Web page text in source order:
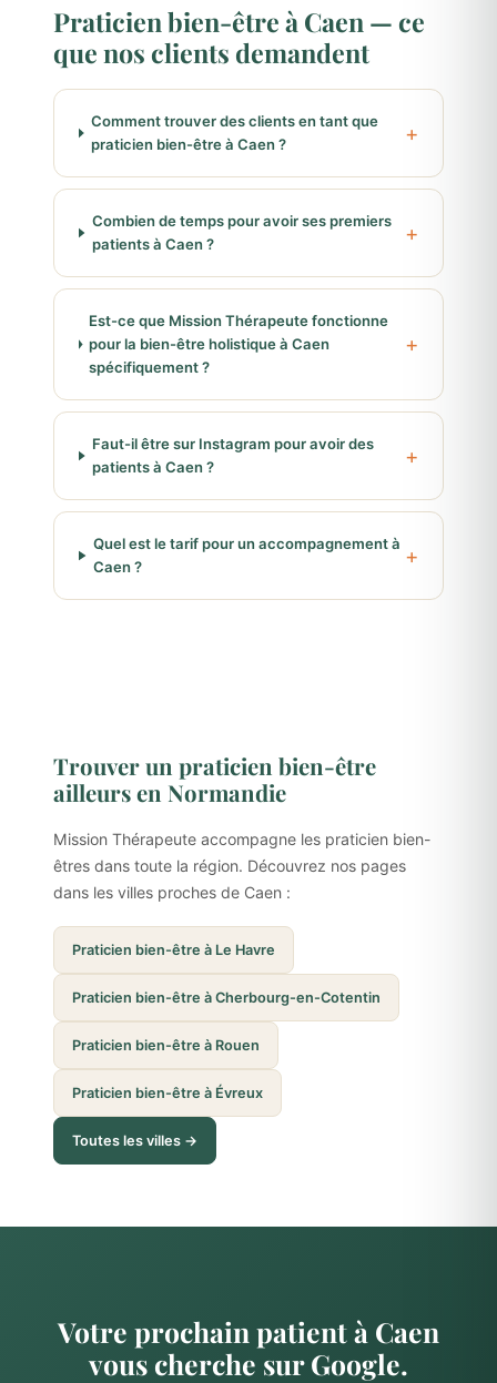
Praticien bien-être à Caen — ce
que nos clients demandent
Comment trouver des clients en tant que
praticien bien-être à Caen ?
Combien de temps pour avoir ses premiers
patients à Caen ?
Est-ce que Mission Thérapeute fonctionne
pour la bien-être holistique à Caen
spécifiquement ?
Faut-il être sur Instagram pour avoir des
patients à Caen ?
Quel est le tarif pour un accompagnement à
Caen ?
Trouver un praticien bien-être
ailleurs en Normandie
Mission Thérapeute accompagne les praticien bien-
êtres dans toute la région. Découvrez nos pages
dans les villes proches de Caen :
Praticien bien-être à Le Havre
Praticien bien-être à Cherbourg-en-Cotentin
Praticien bien-être à Rouen
Praticien bien-être à Évreux
Toutes les villes →
Votre prochain patient à Caen
vous cherche sur Google.